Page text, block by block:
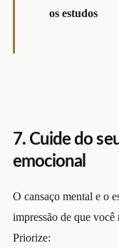
os estudos
7. Cuide do
emocional
O cansaço mental e o
impressão de que você
Priorize: